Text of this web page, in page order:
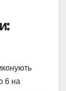
6 на